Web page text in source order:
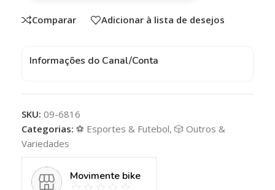
Comparar Adicionar à lista de desejos
Informações do Canal/Conta
SKU: 09-6816
Categorias: ⚽ Esportes & Futebol, 🎲 Outros &
Variedades
Movimente bike